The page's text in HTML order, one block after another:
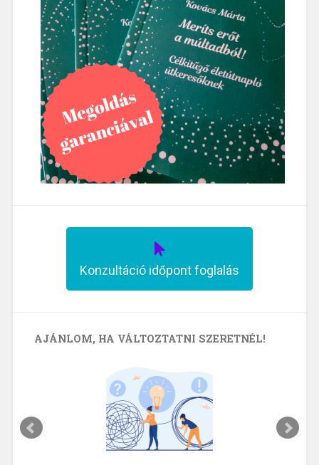
Konzultáció időpont foglalás
AJÁNLOM, HA VÁLTOZTATNI SZERETNÉL!